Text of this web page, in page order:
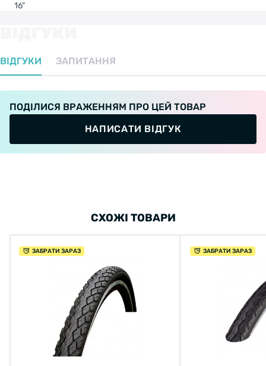
16"
ВІДГУКИ ЗАПИТАННЯ
ПОДІЛИСЯ ВРАЖЕННЯМ ПРО ЦЕЙ ТОВАР
НАПИСАТИ ВІДГУК
СХОЖІ ТОВАРИ
ЗАБРАТИ ЗАРАЗ ЗАБРАТИ ЗАРАЗ